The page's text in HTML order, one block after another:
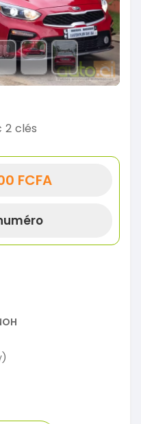
2 clés
FCFA